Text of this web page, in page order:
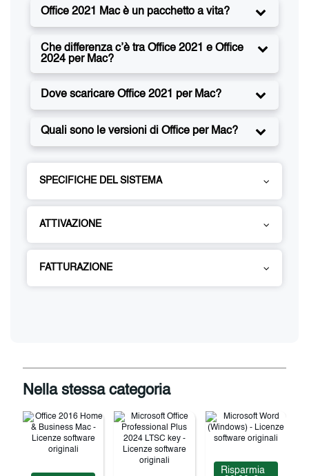
Office 2021 Mac è un pacchetto a vita?
Che differenza c’è tra Office 2021 e Office
2024 per Mac?
Dove scaricare Office 2021 per Mac?
Quali sono le versioni di Office per Mac?
SPECIFICHE DEL SISTEMA
ATTIVAZIONE
FATTURAZIONE
Nella stessa categoria
Risparmia